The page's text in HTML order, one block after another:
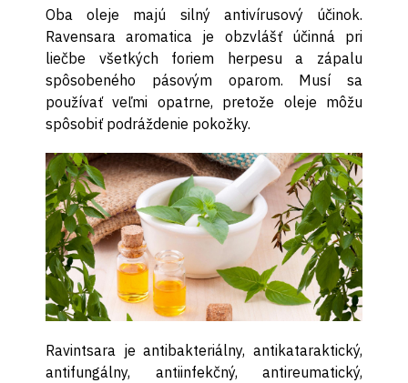
Oba oleje majú silný antivírusový účinok.
Ravensara aromatica je obzvlášť účinná pri
liečbe všetkých foriem herpesu a zápalu
spôsobeného pásovým oparom. Musí sa
používať veľmi opatrne, pretože oleje môžu
spôsobiť podráždenie pokožky.
Ravintsara je antibakteriálny, antikataraktický,
antifungálny, antiinfekčný, antireumatický,